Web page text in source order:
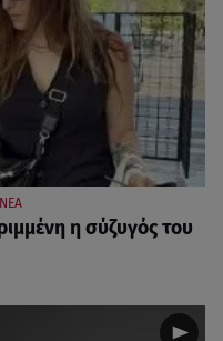
η σύζυγός του